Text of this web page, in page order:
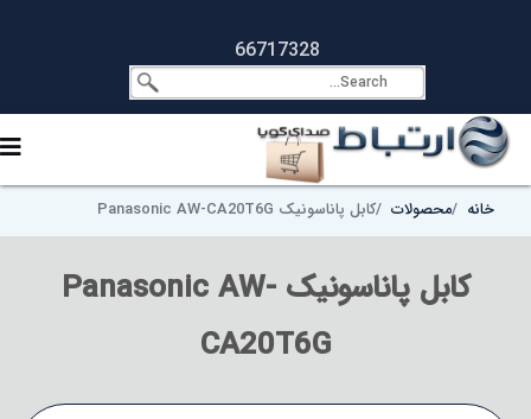
66717328
خانه محصولات کابل پاناسونیک Panasonic AW-CA20T6G
کابل پاناسونیک Panasonic AW-
CA20T6G